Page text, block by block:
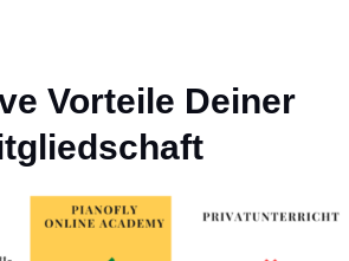
Vorteile Deiner